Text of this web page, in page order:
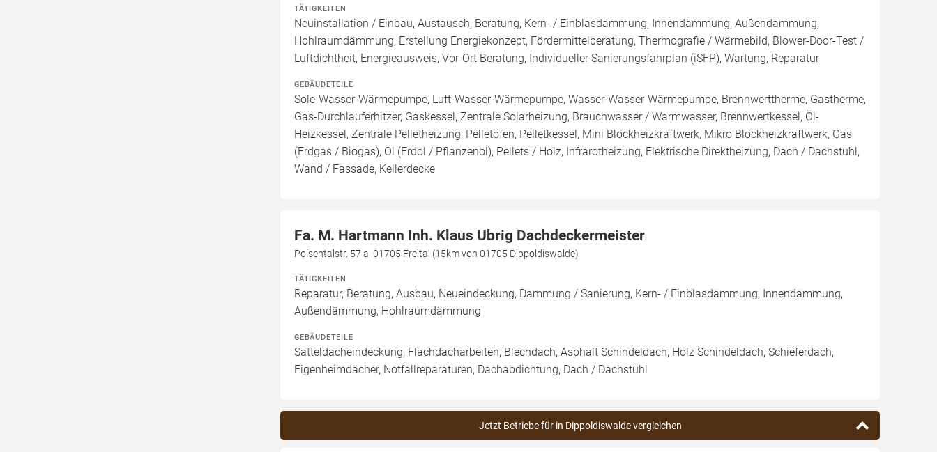
TÄTIGKEITEN
Neuinstallation / Einbau, Austausch, Beratung, Kern- / Einblasdämmung, Innendämmung, Außendämmung,
Hohlraumdämmung, Erstellung Energiekonzept, Fördermittelberatung, Thermografie / Wärmebild, Blower-Door-Test /
Luftdichtheit, Energieausweis, Vor-Ort Beratung, Individueller Sanierungsfahrplan (iSFP), Wartung, Reparatur
GEBÄUDETEILE
Sole-Wasser-Wärmepumpe, Luft-Wasser-Wärmepumpe, Wasser-Wasser-Wärmepumpe, Brennwerttherme, Gastherme,
Gas-Durchlauferhitzer, Gaskessel, Zentrale Solarheizung, Brauchwasser / Warmwasser, Brennwertkessel, Öl-
Heizkessel, Zentrale Pelletheizung, Pelletofen, Pelletkessel, Mini Blockheizkraftwerk, Mikro Blockheizkraftwerk, Gas
(Erdgas / Biogas), Öl (Erdöl / Pflanzenöl), Pellets / Holz, Infrarotheizung, Elektrische Direktheizung, Dach / Dachstuhl,
Wand / Fassade, Kellerdecke
Fa. M. Hartmann Inh. Klaus Ubrig Dachdeckermeister
Poisentalstr. 57 a, 01705 Freital (15km von 01705 Dippoldiswalde)
TÄTIGKEITEN
Reparatur, Beratung, Ausbau, Neueindeckung, Dämmung / Sanierung, Kern- / Einblasdämmung, Innendämmung,
Außendämmung, Hohlraumdämmung
GEBÄUDETEILE
Satteldacheindeckung, Flachdacharbeiten, Blechdach, Asphalt Schindeldach, Holz Schindeldach, Schieferdach,
Eigenheimdächer, Notfallreparaturen, Dachabdichtung, Dach / Dachstuhl
Jetzt Betriebe für in Dippoldiswalde vergleichen